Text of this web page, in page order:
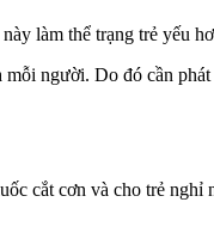
làm thể trạng trẻ yếu
người. Do đó cần
cắt cơn và cho trẻ